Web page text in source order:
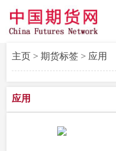
主页> 期货标签> 应用
应用